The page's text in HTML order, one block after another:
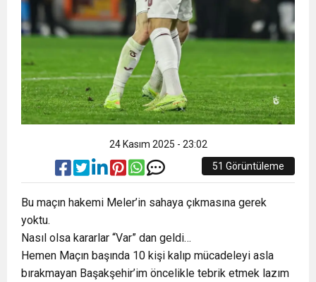
24 Kasım 2025 - 23:02
51 Görüntüleme
Bu maçın hakemi Meler’in sahaya çıkmasına gerek
yoktu.
Nasıl olsa kararlar “Var” dan geldi…
Hemen Maçın başında 10 kişi kalıp mücadeleyi asla
bırakmayan Başakşehir’im öncelikle tebrik etmek lazım